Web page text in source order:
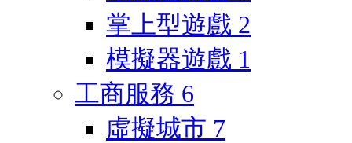
掌上型遊戲 2
模擬器遊戲 1
工商服務 6
虛擬城市 7